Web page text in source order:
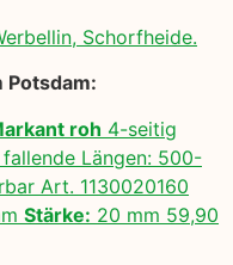
Schorfheide.
Potsdam:
roh 4-seitig
fallende Längen: 500-
Art. 1130020160
Stärke: 20 mm 59,90